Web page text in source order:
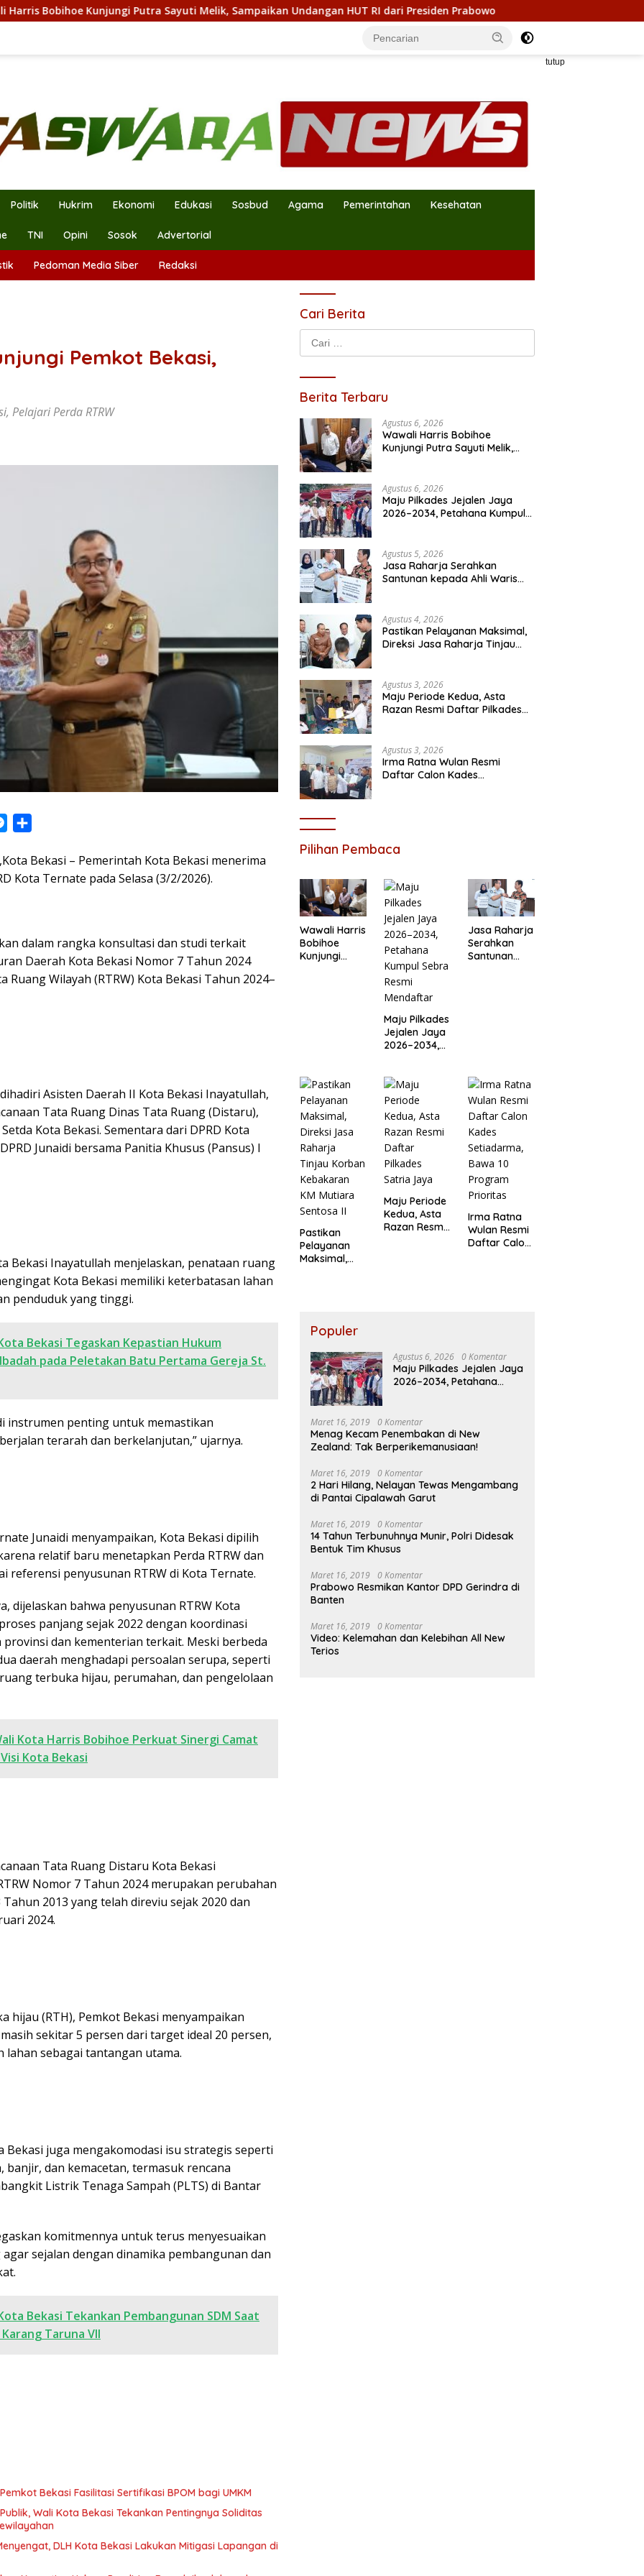
Putra Sayuti Melik, Sampaikan Undangan HUT RI dari Presiden Prabowo Maju Pilkades Jejalen Jaya
tutup
Politik Hukrim Ekonomi Edukasi Sosbud Agama Pemerintahan Kesehatan
TNI Opini Sosok Advertorial
Pedoman Media Siber Redaksi
Pemkot Bekasi,
Pelajari Perda RTRW
M
s
s
r
a
r
,Kota Bekasi – Pemerintah Kota Bekasi menerima
Kota Ternate pada Selasa (3/2/2026).
dalam rangka konsultasi dan studi terkait
Daerah Kota Bekasi Nomor 7 Tahun 2024
Ruang Wilayah (RTRW) Kota Bekasi Tahun 2024–
Asisten Daerah II Kota Bekasi Inayatullah,
Tata Ruang Dinas Tata Ruang (Distaru),
Kota Bekasi. Sementara dari DPRD Kota
Junaidi bersama Panitia Khusus (Pansus) I
Bekasi Inayatullah menjelaskan, penataan ruang
Kota Bekasi memiliki keterbatasan lahan
penduduk yang tinggi.
Bekasi Tegaskan Kepastian Hukum
pada Peletakan Batu Pertama Gereja St.
instrumen penting untuk memastikan
terarah dan berkelanjutan,” ujarnya.
Junaidi menyampaikan, Kota Bekasi dipilih
relatif baru menetapkan Perda RTRW dan
referensi penyusunan RTRW di Kota Ternate.
dijelaskan bahwa penyusunan RTRW Kota
panjang sejak 2022 dengan koordinasi
dan kementerian terkait. Meski berbeda
daerah menghadapi persoalan serupa, seperti
terbuka hijau, perumahan, dan pengelolaan
Kota Harris Bobihoe Perkuat Sinergi Camat
Kota Bekasi
Tata Ruang Distaru Kota Bekasi
Nomor 7 Tahun 2024 merupakan perubahan
2013 yang telah direviu sejak 2020 dan
2024.
hijau (RTH), Pemkot Bekasi menyampaikan
sekitar 5 persen dari target ideal 20 persen,
lahan sebagai tantangan utama.
Bekasi juga mengakomodasi isu strategis seperti
banjir, dan kemacetan, termasuk rencana
Listrik Tenaga Sampah (PLTS) di Bantar
komitmennya untuk terus menyesuaikan
sejalan dengan dinamika pembangunan dan
Bekasi Tekankan Pembangunan SDM Saat
Taruna VII
Bekasi Fasilitasi Sertifikasi BPOM bagi UMKM
Wali Kota Bekasi Tekankan Pentingnya Soliditas
DLH Kota Bekasi Lakukan Mitigasi Lapangan di
Cari Berita
Cari
untuk:
Berita Terbaru
Agustus 6, 2026
Wawali Harris Bobihoe
Kunjungi Putra Sayuti Melik,
Agustus 6, 2026
Maju Pilkades Jejalen Jaya
2026–2034, Petahana Kumpul
Agustus 5, 2026
Jasa Raharja Serahkan
Santunan kepada Ahli Waris
Agustus 4, 2026
Pastikan Pelayanan Maksimal,
Direksi Jasa Raharja Tinjau
Agustus 3, 2026
Maju Periode Kedua, Asta
Razan Resmi Daftar Pilkades
Agustus 3, 2026
Irma Ratna Wulan Resmi
Daftar Calon Kades
Pilihan Pembaca
Wawali Harris
Bobihoe
Kunjungi
Maju Pilkades
Jejalen Jaya
2026–2034,
Sebra Resmi
Mendaftar
Jasa Raharja
Serahkan
Santunan
Pastikan
Pelayanan
Maksimal,
Kebakaran
KM Mutiara
Sentosa II
Maju Periode
Kedua, Asta
Razan Resmi
Irma Ratna
Wulan Resmi
Daftar Calon
Populer
Agustus 6, 2026 0 Komentar
Maju Pilkades Jejalen Jaya
2026–2034, Petahana
Maret 16, 2019 0 Komentar
Menag Kecam Penembakan di New
Zealand: Tak Berperikemanusiaan!
Maret 16, 2019 0 Komentar
2 Hari Hilang, Nelayan Tewas Mengambang
di Pantai Cipalawah Garut
Maret 16, 2019 0 Komentar
14 Tahun Terbunuhnya Munir, Polri Didesak
Bentuk Tim Khusus
Maret 16, 2019 0 Komentar
Prabowo Resmikan Kantor DPD Gerindra di
Banten
Maret 16, 2019 0 Komentar
Video: Kelemahan dan Kelebihan All New
Terios